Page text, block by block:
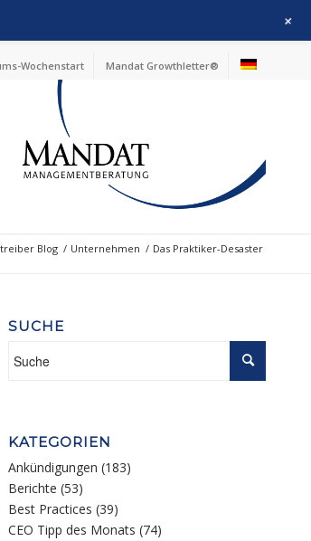
Wochenstart Mandat Growthletter®
Blog / Unternehmen / Das Praktiker-Desaster
SUCHE
KATEGORIEN
Ankündigungen (183)
Berichte (53)
Best Practices (39)
CEO Tipp des Monats (74)
+